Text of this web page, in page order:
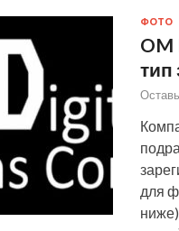
ФОТО
OM
тип
для